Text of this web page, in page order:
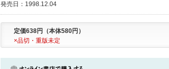
発売日：1998.12.04
定価638円（本体580円）
×品切・重版未定